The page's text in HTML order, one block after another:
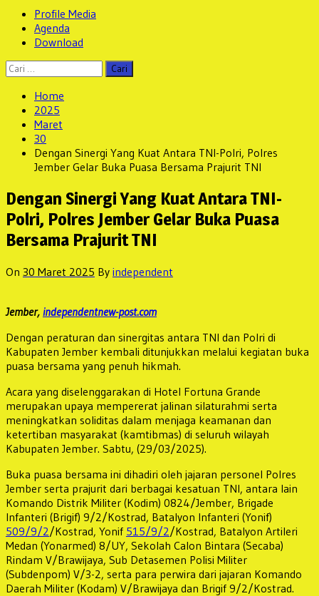
Profile Media
Agenda
Download
Cari
untuk:
Home
2025
Maret
30
Dengan Sinergi Yang Kuat Antara TNI-Polri, Polres
Jember Gelar Buka Puasa Bersama Prajurit TNI
Dengan Sinergi Yang Kuat Antara TNI-
Polri, Polres Jember Gelar Buka Puasa
Bersama Prajurit TNI
On 30 Maret 2025 By independent
Jember, independentnew-post.com
Dengan peraturan dan sinergitas antara TNI dan Polri di
Kabupaten Jember kembali ditunjukkan melalui kegiatan buka
puasa bersama yang penuh hikmah.
Acara yang diselenggarakan di Hotel Fortuna Grande
merupakan upaya mempererat jalinan silaturahmi serta
meningkatkan soliditas dalam menjaga keamanan dan
ketertiban masyarakat (kamtibmas) di seluruh wilayah
Kabupaten Jember. Sabtu, (29/03/2025).
Buka puasa bersama ini dihadiri oleh jajaran personel Polres
Jember serta prajurit dari berbagai kesatuan TNI, antara lain
Komando Distrik Militer (Kodim) 0824/Jember, Brigade
Infanteri (Brigif) 9/2/Kostrad, Batalyon Infanteri (Yonif)
509/9/2 /Kostrad, Yonif 515/9/2 /Kostrad, Batalyon Artileri
Medan (Yonarmed) 8/UY, Sekolah Calon Bintara (Secaba)
Rindam V/Brawijaya, Sub Detasemen Polisi Militer
(Subdenpom) V/3-2, serta para perwira dari jajaran Komando
Daerah Militer (Kodam) V/Brawijaya dan Brigif 9/2/Kostrad.